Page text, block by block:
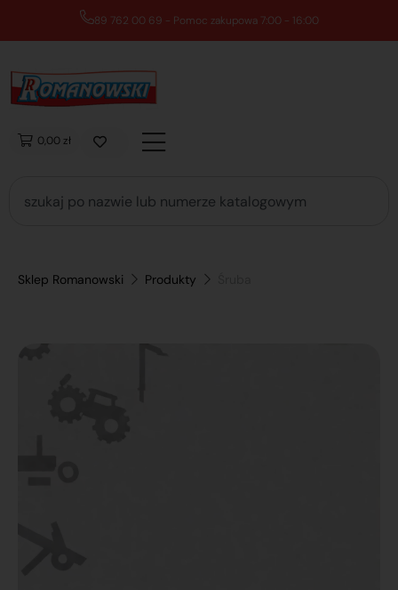
89 762 00 69 - Pomoc zakupowa 7:00 - 16:00
0,00 zł
Sklep Romanowski Produkty